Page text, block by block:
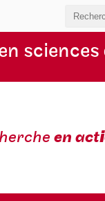
sciences
en act